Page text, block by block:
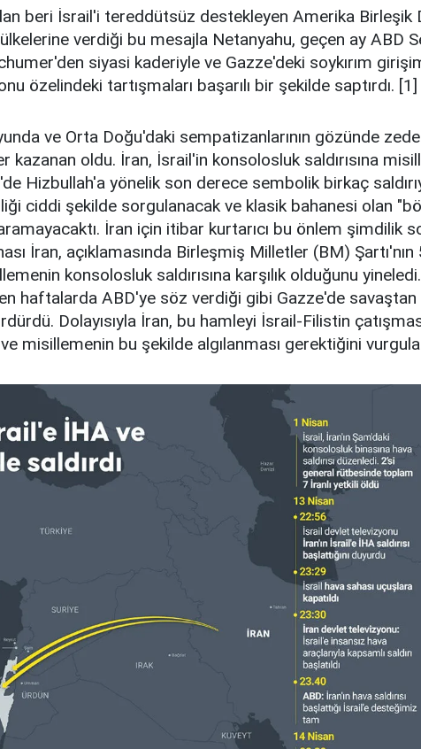
beri İsrail'i tereddütsüz destekleyen Amerika Birleşik
verdiği bu mesajla Netanyahu, geçen ay ABD
siyasi kaderiyle ve Gazze'deki soykırım
özelindeki tartışmaları başarılı bir şekilde saptırdı. [1]
ve Orta Doğu'daki sempatizanlarının gözünde
kazanan oldu. İran, İsrail'in konsolosluk saldırısına
Hizbullah'a yönelik son derece sembolik birkaç
ciddi şekilde sorgulanacak ve klasik bahanesi olan
İran için itibar kurtarıcı bu önlem şimdilik
İran, açıklamasında Birleşmiş Milletler (BM)
konsolosluk saldırısına karşılık olduğunu
haftalarda ABD'ye söz verdiği gibi Gazze'de savaştan
Dolayısıyla İran, bu hamleyi İsrail-Filistin
misillemenin bu şekilde algılanması gerektiğini